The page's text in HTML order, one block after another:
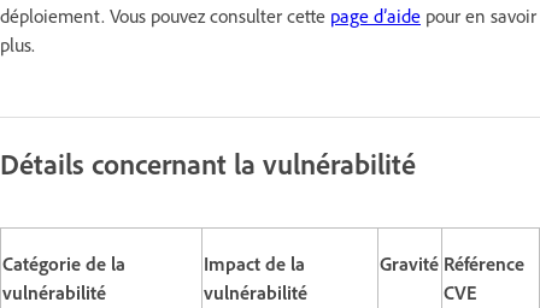
déploiement. Vous pouvez consulter cette page d’aide pour en savoir
plus.
Détails concernant la vulnérabilité
Catégorie de la
vulnérabilité
Impact de la
vulnérabilité
Gravité Référence
CVE